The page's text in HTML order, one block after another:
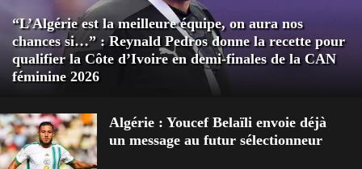
Paris sportifs
“L’Algérie est la meilleure équipe, on aura nos
chances si…” : Reynald Pedros donne la recette pour
qualifier la Côte d’Ivoire en demi-finales de la CAN
féminine 2026
Algérie : Youcef Belaïli envoie déjà
un message au futur sélectionneur